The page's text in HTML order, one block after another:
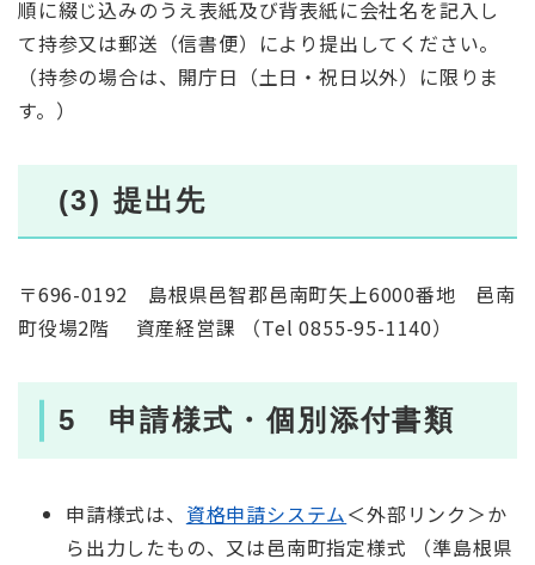
順に綴じ込みのうえ表紙及び背表紙に会社名を記入し
て持参又は郵送（信書便）により提出してください。
（持参の場合は、開庁日（土日・祝日以外）に限りま
す。）
(3) 提出先
〒696-0192 島根県邑智郡邑南町矢上6000番地 邑南
町役場2階 資産経営課 （Tel 0855-95-1140）
5 申請様式・個別添付書類
申請様式は、 資格申請システム＜外部リンク＞か
ら出力したもの、又は邑南町指定様式 （準島根県